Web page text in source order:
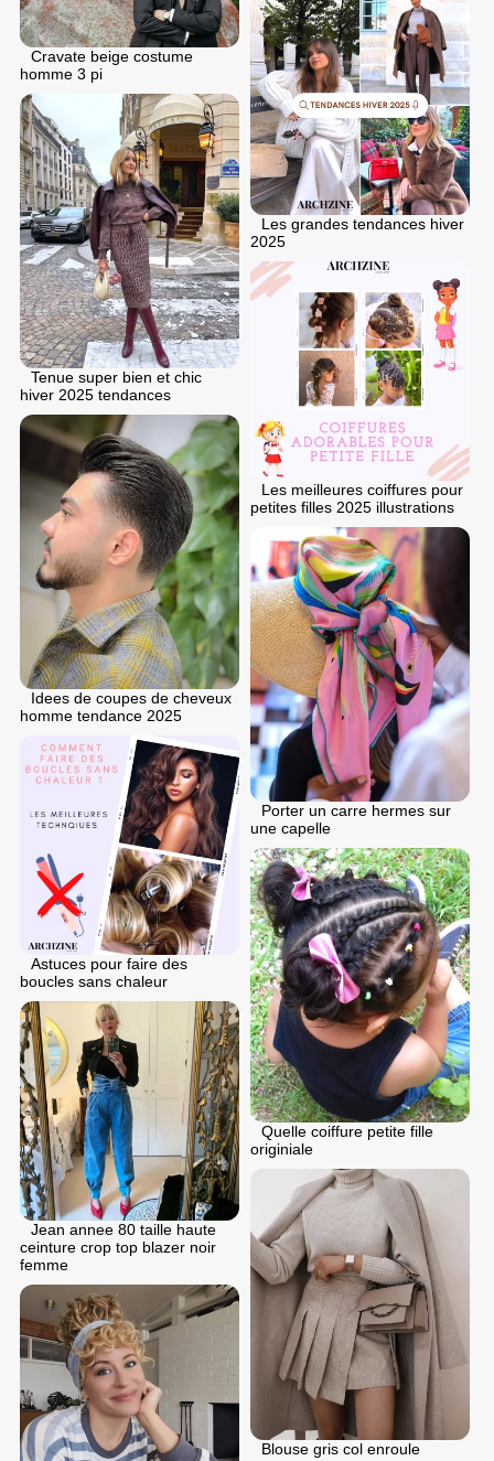
Cravate beige costume
homme 3 pi
Les grandes tendances hiver
2025
Tenue super bien et chic
hiver 2025 tendances
Les meilleures coiffures pour
petites filles 2025 illustrations
Idees de coupes de cheveux
homme tendance 2025
Porter un carre hermes sur
une capelle
Astuces pour faire des
boucles sans chaleur
Quelle coiffure petite fille
originiale
Jean annee 80 taille haute
ceinture crop top blazer noir
femme
Blouse gris col enroule